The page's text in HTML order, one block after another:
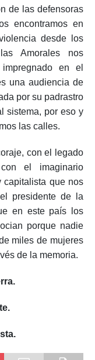
de las defensoras
encontramos en
desde los
Amorales nos
en el
una audiencia de
por su padrastro
sistema, por eso y
las calles.
con el legado
el imaginario
capitalista que nos
presidente de la
en este país los
porque nadie
miles de mujeres
de la memoria.